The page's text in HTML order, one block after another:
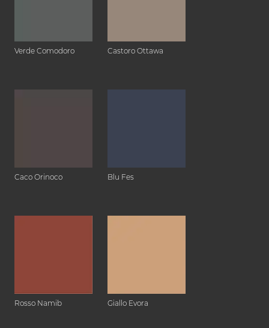
Verde Comodoro Castoro Ottawa
Caco Orinoco Blu Fes
Rosso Namib Giallo Evora